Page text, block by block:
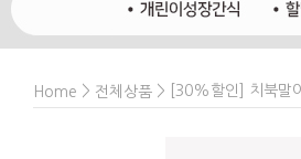
Home > 전체상품 > [30%할인] 치북말